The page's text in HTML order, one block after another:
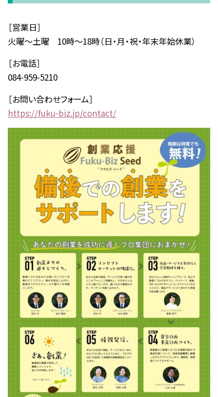
［営業日］
火曜～土曜 10時～18時（日・月・祝・年末年始休業）
［お電話］
084-959-5210
［お問い合わせフォーム］
https://fuku-biz.jp/contact/